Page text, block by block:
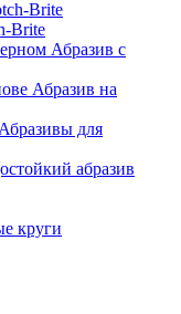
Brite
Абразив с
Абразив на
Абразивы для
абразив
круги